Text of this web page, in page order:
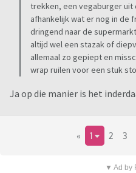
trekken, een vegaburger uit
afhankelijk wat er nog in de
dringend naar de
altijd wel een stazak of
allemaal zo gepiept en
wrap ruilen voor een stuk
Ja op die manier is het
« 1 2 3
▼ Ad by